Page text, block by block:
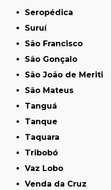
Seropédica
Suruí
São Francisco
São Gonçalo
São João de Meriti
São Mateus
Tanguá
Tanque
Taquara
Tribobó
Vaz Lobo
Venda da Cruz